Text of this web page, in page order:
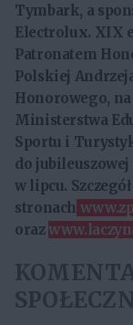
Tymbark, a
Electrolux. XIX
Patronatem
Polskiej
Honorowego,
Ministerstwa
Sportu i
do
w lipcu.
stronach
oraz